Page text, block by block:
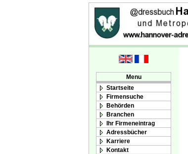
Menu
Startseite
Firmensuche
Behörden
Branchen
Ihr Firmeneintrag
Adressbücher
Karriere
Kontakt